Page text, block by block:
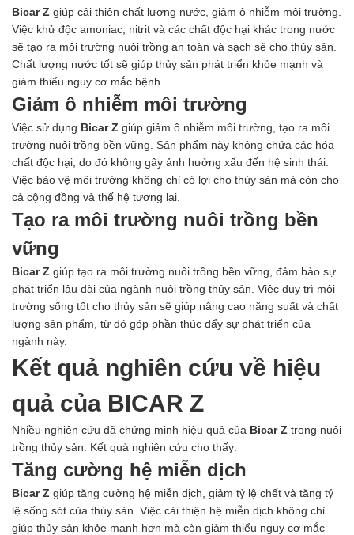
Bicar Z giúp cải thiện chất lượng nước, giảm ô nhiễm môi trường.
Việc khử độc amoniac, nitrit và các chất độc hại khác trong nước
sẽ tạo ra môi trường nuôi trồng an toàn và sạch sẽ cho thủy sản.
Chất lượng nước tốt sẽ giúp thủy sản phát triển khỏe mạnh và
giảm thiểu nguy cơ mắc bệnh.
Giảm ô nhiễm môi trường
Việc sử dụng Bicar Z giúp giảm ô nhiễm môi trường, tạo ra môi
trường nuôi trồng bền vững. Sản phẩm này không chứa các hóa
chất độc hại, do đó không gây ảnh hưởng xấu đến hệ sinh thái.
Việc bảo vệ môi trường không chỉ có lợi cho thủy sản mà còn cho
cả cộng đồng và thế hệ tương lai.
Tạo ra môi trường nuôi trồng bền
vững
Bicar Z giúp tạo ra môi trường nuôi trồng bền vững, đảm bảo sự
phát triển lâu dài của ngành nuôi trồng thủy sản. Việc duy trì môi
trường sống tốt cho thủy sản sẽ giúp nâng cao năng suất và chất
lượng sản phẩm, từ đó góp phần thúc đẩy sự phát triển của
ngành này.
Kết quả nghiên cứu về hiệu
quả của BICAR Z
Nhiều nghiên cứu đã chứng minh hiệu quả của Bicar Z trong nuôi
trồng thủy sản. Kết quả nghiên cứu cho thấy:
Tăng cường hệ miễn dịch
Bicar Z giúp tăng cường hệ miễn dịch, giảm tỷ lệ chết và tăng tỷ
lệ sống sót của thủy sản. Việc cải thiện hệ miễn dịch không chỉ
giúp thủy sản khỏe mạnh hơn mà còn giảm thiểu nguy cơ mắc